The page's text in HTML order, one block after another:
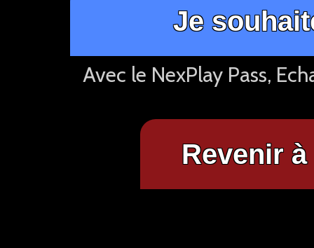
Je
Avec le NexPlay Pass,
Revenir